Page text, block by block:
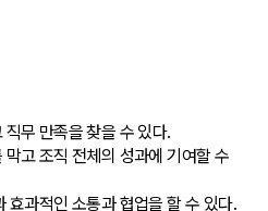
무 만족을 찾을 수 있다.
고 조직 전체의 성과에 기여할 수
효과적인 소통과 협업을 할 수 있다.